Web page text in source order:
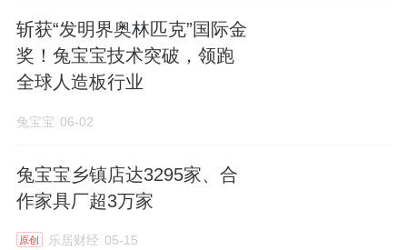
斩获“发明界奥林匹克”国际金
奖！兔宝宝技术突破，领跑
全球人造板行业
兔宝宝 06-02
兔宝宝乡镇店达3295家、合
作家具厂超3万家
原创 乐居财经 05-15